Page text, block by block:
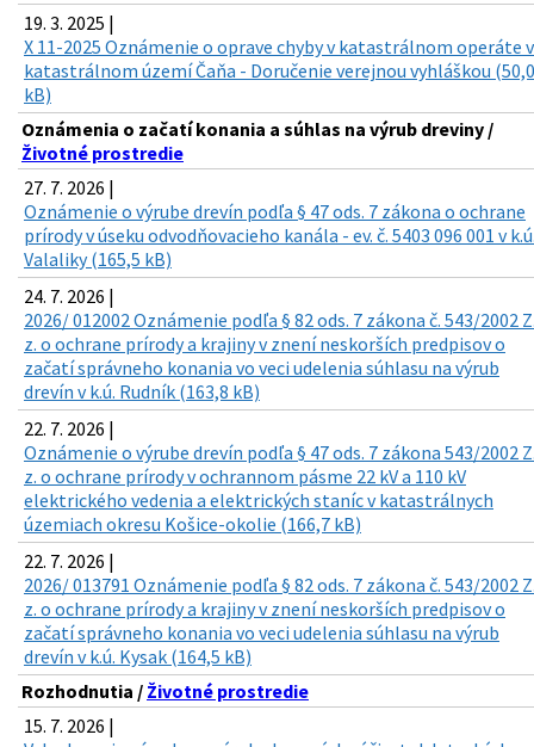
19. 3. 2025 |
X 11-2025 Oznámenie o oprave chyby v katastrálnom operáte v
katastrálnom území Čaňa - Doručenie verejnou vyhláškou (50,0
kB)
Oznámenia o začatí konania a súhlas na výrub dreviny /
Životné prostredie
27. 7. 2026 |
Oznámenie o výrube drevín podľa § 47 ods. 7 zákona o ochrane
prírody v úseku odvodňovacieho kanála - ev. č. 5403 096 001 v
Valaliky (165,5 kB)
24. 7. 2026 |
2026/ 012002 Oznámenie podľa § 82 ods. 7 zákona č. 543/2002
z. o ochrane prírody a krajiny v znení neskorších predpisov o
začatí správneho konania vo veci udelenia súhlasu na výrub
drevín v k.ú. Rudník (163,8 kB)
22. 7. 2026 |
Oznámenie o výrube drevín podľa § 47 ods. 7 zákona 543/2002
z. o ochrane prírody v ochrannom pásme 22 kV a 110 kV
elektrického vedenia a elektrických staníc v katastrálnych
územiach okresu Košice-okolie (166,7 kB)
22. 7. 2026 |
2026/ 013791 Oznámenie podľa § 82 ods. 7 zákona č. 543/2002
z. o ochrane prírody a krajiny v znení neskorších predpisov o
začatí správneho konania vo veci udelenia súhlasu na výrub
drevín v k.ú. Kysak (164,5 kB)
Rozhodnutia / Životné prostredie
15. 7. 2026 |